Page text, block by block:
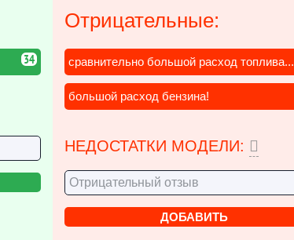
34
Отрицательные:
сравнительно большой расход топлива...
большой расход бензина!
НЕДОСТАТКИ МОДЕЛИ: